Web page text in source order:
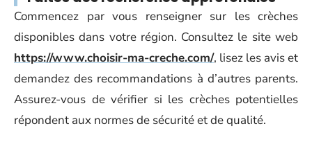
Commencez par vous renseigner sur les crèches
disponibles dans votre région. Consultez le site web
https://www.choisir-ma-creche.com/, lisez les avis et
demandez des recommandations à d’autres parents.
Assurez-vous de vérifier si les crèches potentielles
répondent aux normes de sécurité et de qualité.